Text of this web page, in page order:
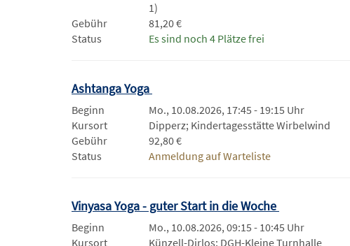
1)
Gebühr
81,20 €
Status
Es sind noch 4 Plätze frei
Ashtanga Yoga
Beginn
Mo., 10.08.2026, 17:45 - 19:15 Uhr
Kursort
Dipperz; Kindertagesstätte Wirbelwind
Gebühr
92,80 €
Status
Anmeldung auf Warteliste
Vinyasa Yoga - guter Start in die Woche
Beginn
Mo., 10.08.2026, 09:15 - 10:45 Uhr
Kursort
Künzell-Dirlos; DGH-Kleine Turnhalle